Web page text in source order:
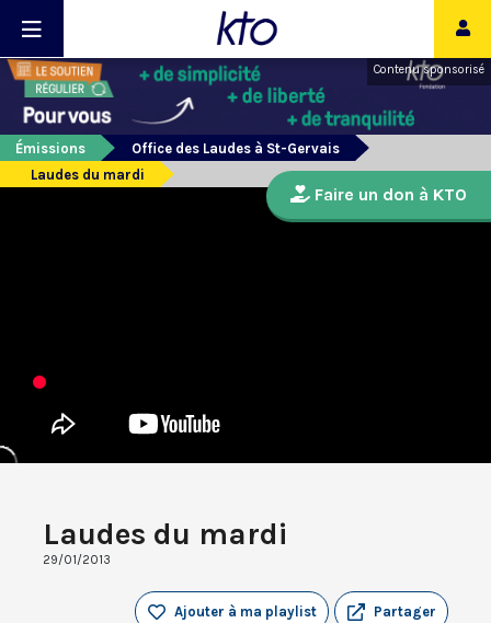
Contenu sponsorisé
Émissions
Office des Laudes à St-Gervais
Laudes du mardi
Laudes du mardi
29/01/2013
Partager
Ajouter à ma playlist
Faire un don à KTO